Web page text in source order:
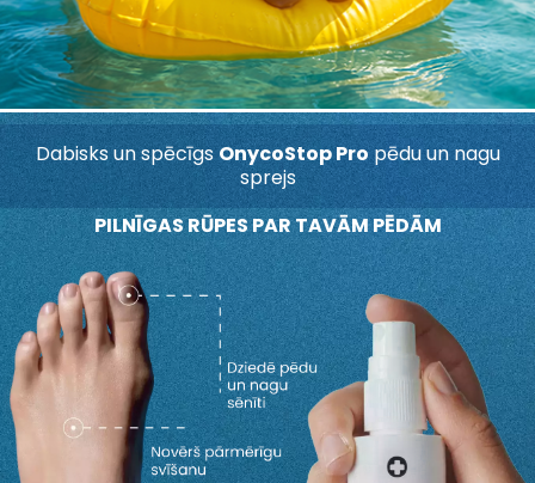
Dabisks un spēcīgsOnycoStop Propēdu un nagu
sprejs
PILNĪGAS RŪPES PAR TAVĀM PĒDĀM